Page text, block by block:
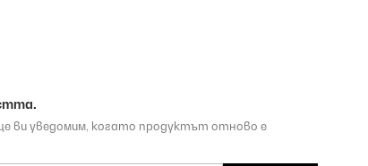
ви уведомим, когато продуктът отново е